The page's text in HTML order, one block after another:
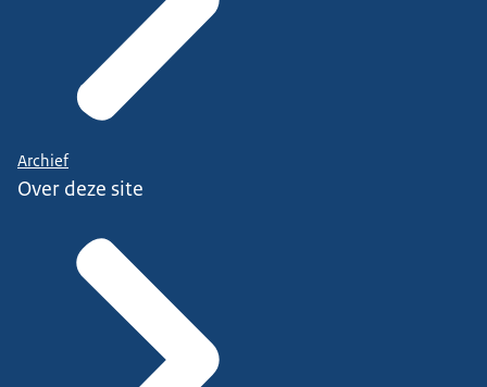
Archief
Over deze site